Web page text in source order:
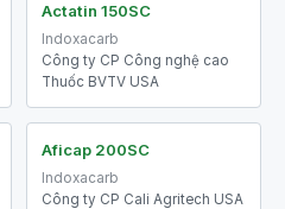
Actatin 150SC
Indoxacarb
Công ty CP Công nghệ cao
Thuốc BVTV USA
Aficap 200SC
Indoxacarb
Công ty CP Cali Agritech USA